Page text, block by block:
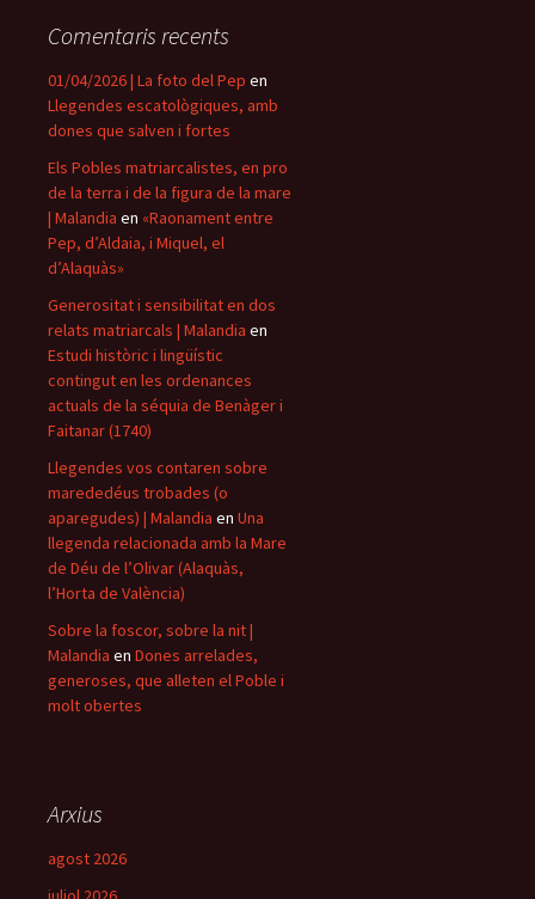
Comentaris recents
01/04/2026 | La foto del Pep en
Llegendes escatològiques, amb
dones que salven i fortes
Els Pobles matriarcalistes, en pro
de la terra i de la figura de la mare
| Malandia en «Raonament entre
Pep, d’Aldaia, i Miquel, el
d’Alaquàs»
Generositat i sensibilitat en dos
relats matriarcals | Malandia en
Estudi històric i lingüístic
contingut en les ordenances
actuals de la séquia de Benàger i
Faitanar (1740)
Llegendes vos contaren sobre
marededéus trobades (o
aparegudes) | Malandia en Una
llegenda relacionada amb la Mare
de Déu de l’Olivar (Alaquàs,
l’Horta de València)
Sobre la foscor, sobre la nit |
Malandia en Dones arrelades,
generoses, que alleten el Poble i
molt obertes
Arxius
agost 2026